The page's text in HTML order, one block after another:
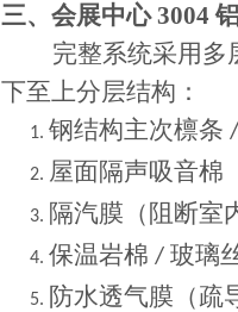
三、会展中心 3004
完整系统采用多
下至上分层结构：
1. 钢结构主次檩条 /
2. 屋面隔声吸音棉
3. 隔汽膜（阻断室
4. 保温岩棉 / 玻璃
5. 防水透气膜（疏